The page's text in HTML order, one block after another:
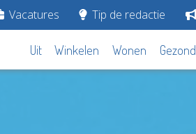
Vacatures Tip de redactie
Uit Winkelen Wonen Gezond